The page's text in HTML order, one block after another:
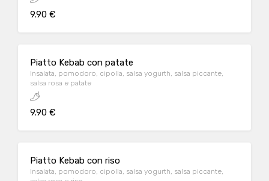
9.90 €
Piatto Kebab con patate
Insalata, pomodoro, cipolla, salsa yogurth, salsa piccante,
salsa rosa e patate
9.90 €
Piatto Kebab con riso
Insalata, pomodoro, cipolla, salsa yogurth, salsa piccante,